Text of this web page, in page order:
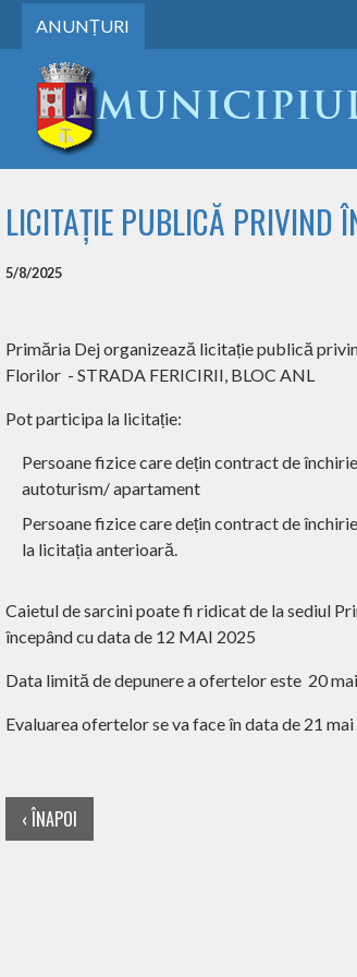
ANUNȚURI
LICITAȚIE PUBLICĂ PRIVIND
5/8/2025
Primăria Dej organizează licitație publică
Florilor - STRADA FERICIRII, BLOC ANL
Pot participa la licitație:
Persoane fizice care dețin contract de
autoturism/ apartament
Persoane fizice care dețin contract de
la licitația anterioară.
Caietul de sarcini poate fi ridicat de la sediul
începând cu data de 12 MAI 2025
Data limită de depunere a ofertelor este 20
Evaluarea ofertelor se va face în data de 21
‹ ÎNAPOI